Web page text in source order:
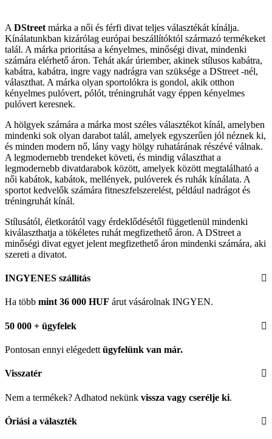
A DStreet márka a női és férfi divat teljes választékát kínálja.
Kínálatunkban kizárólag európai beszállítóktól származó termékeket
talál. A márka prioritása a kényelmes, minőségi divat, mindenki
számára elérhető áron. Tehát akár úriember, akinek stílusos kabátra,
kabátra, kabátra, ingre vagy nadrágra van szüksége a DStreet -nél,
választhat. A márka olyan sportolókra is gondol, akik otthon
kényelmes pulóvert, pólót, tréningruhát vagy éppen kényelmes
pulóvert keresnek.
A hölgyek számára a márka most széles választékot kínál, amelyben
mindenki sok olyan darabot talál, amelyek egyszerűen jól néznek ki,
és minden modern nő, lány vagy hölgy ruhatárának részévé válnak.
A legmodernebb trendeket követi, és mindig választhat a
legmodernebb divatdarabok között, amelyek között megtalálható a
női kabátok, kabátok, mellények, pulóverek és ruhák kínálata. A
sportot kedvelők számára fitneszfelszerelést, például nadrágot és
tréningruhát kínál.
Stílusától, életkorától vagy érdeklődésétől függetlenül mindenki
kiválaszthatja a tökéletes ruhát megfizethető áron. A DStreet a
minőségi divat egyet jelent megfizethető áron mindenki számára, aki
szereti a divatot.
INGYENES szállítás
Ha több mint 36 000 HUF árut vásárolnak INGYEN.
50 000 + ügyfelek
Pontosan ennyi elégedett ügyfelünk van már.
Visszatér
Nem a termékek? Adhatod nekünk vissza vagy cserélje ki.
Óriási a választék